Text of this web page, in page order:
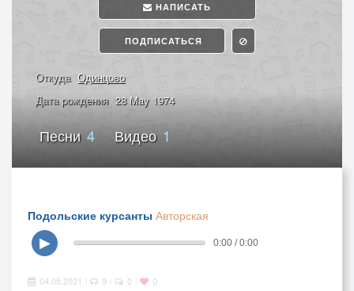
НАПИСАТЬ
ПОДПИСАТЬСЯ
Откуда Одинцово
Дата рождения 28 May 1974
Песни4 Видео1
Подольские курсанты Авторская
▶
0:00 / 0:00
04.05.2021 9 0 0